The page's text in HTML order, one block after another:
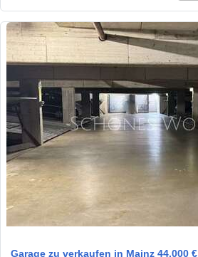
Garage zu verkaufen in Mainz 44.000 €